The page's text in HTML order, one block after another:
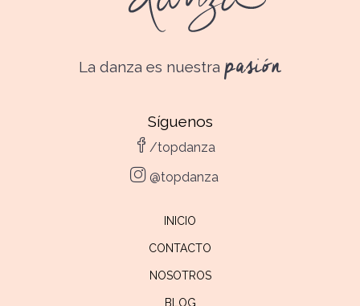
La danza es nuestra pasión
Síguenos
/topdanza
@topdanza
INICIO
CONTACTO
NOSOTROS
BLOG